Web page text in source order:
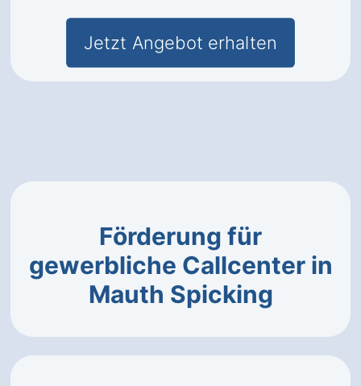
Jetzt Angebot erhalten
Förderung für
gewerbliche Callcenter in
Mauth Spicking